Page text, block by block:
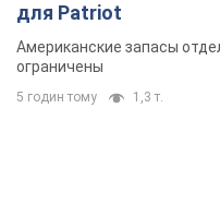
для Patriot
Американские запасы
ограничены
5 годин тому 1,3 т.